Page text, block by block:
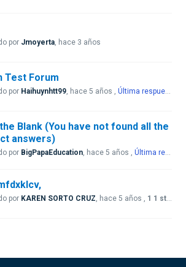
por Jmoyerta, hace 3 años
Test Forum
por Haihuynhtt99, hace 5 años , Última respuesta
Blank (You have not found all the
answers)
por BigPapaEducation, hace 5 años , Última respuesta
por KAREN SORTO CRUZ, hace 5 años , 1 1 stemme